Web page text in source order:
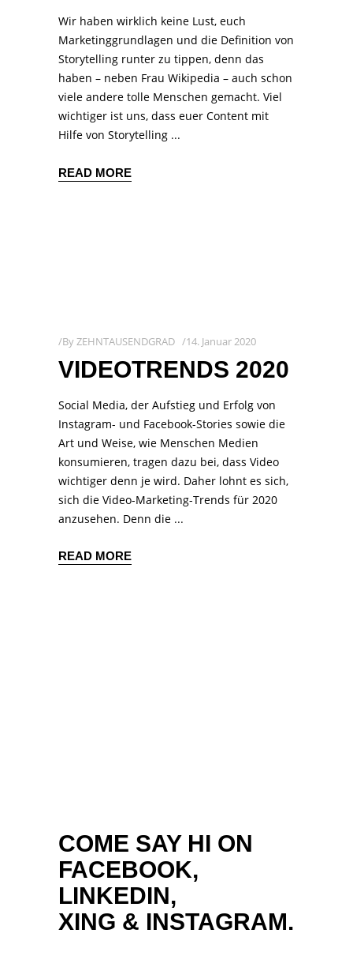
Wir haben wirklich keine Lust, euch
Marketinggrundlagen und die Definition von
Storytelling runter zu tippen, denn das
haben – neben Frau Wikipedia – auch schon
viele andere tolle Menschen gemacht. Viel
wichtiger ist uns, dass euer Content mit
Hilfe von Storytelling
READ MORE
ByZEHNTAUSENDGRAD 14. Januar 2020
VIDEOTRENDS 2020
Social Media, der Aufstieg und Erfolg von
Instagram- und Facebook-Stories sowie die
Art und Weise, wie Menschen Medien
konsumieren, tragen dazu bei, dass Video
wichtiger denn je wird. Daher lohnt es sich,
sich die Video-Marketing-Trends für 2020
anzusehen. Denn die
READ MORE
COME SAY HI ON
FACEBOOK,
LINKEDIN,
XING & INSTAGRAM.